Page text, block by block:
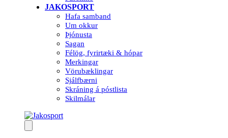
JAKOSPORT
Hafa samband
Um okkur
Þjónusta
Sagan
Félög, fyrirtæki & hópar
Merkingar
Vörubæklingar
Sjálfbærni
Skráning á póstlista
Skilmálar